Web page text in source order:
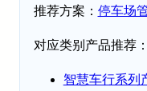
推荐方案： 停车场
对应类别产品推荐：
智慧车行系列